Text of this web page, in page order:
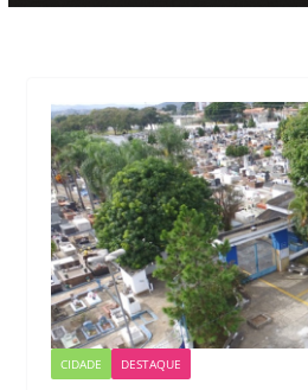
CIDADE DESTAQUE